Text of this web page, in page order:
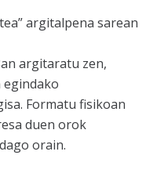
argitalpena sarean
argitaratu zen,
Formatu fisikoan
duen orok
orain.